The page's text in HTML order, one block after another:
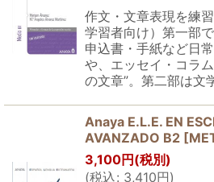
作文・文章表現を練
学習者向け）第一部
申込書・手紙など日
や、エッセイ・コラ
の文章”。第二部は文
Anaya E.L.E. EN
AVANZADO B2 [
3,100円 (税別)
(税込: 3,410円)